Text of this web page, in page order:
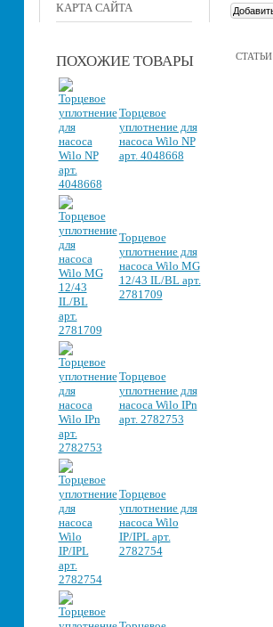
КАРТА САЙТА
ПОХОЖИЕ ТОВАРЫ
Торцевое
уплотнение для
насоса Wilo NP
арт. 4048668
Торцевое
уплотнение для
насоса Wilo MG
12/43 IL/BL арт.
2781709
Торцевое
уплотнение для
насоса Wilo IPn
арт. 2782753
Торцевое
уплотнение для
насоса Wilo
IP/IPL арт.
2782754
СТАТЬИ